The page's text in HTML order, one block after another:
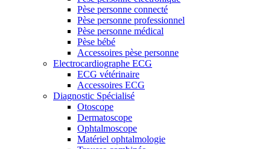
Pèse personne connecté
Pèse personne professionnel
Pèse personne médical
Pèse bébé
Accessoires pèse personne
Electrocardiographe ECG
ECG vétérinaire
Accessoires ECG
Diagnostic Spécialisé
Otoscope
Dermatoscope
Ophtalmoscope
Matériel ophtalmologie